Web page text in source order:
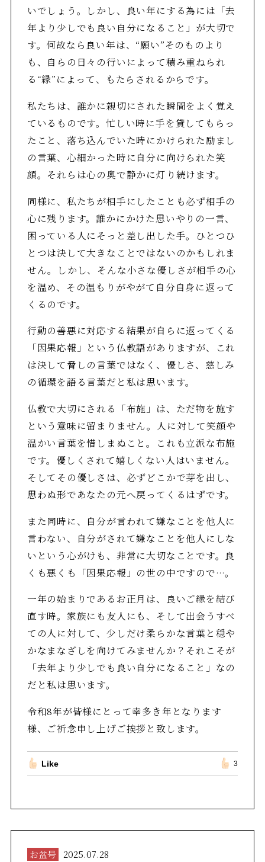
いでしょう。しかし、良い年にする為には「去
年より少しでも良い自分になること」が大切で
す。何故なら良い年は、“願い”そのものより
も、自らの日々の行いによって積み重ねられ
る“縁”によって、もたらされるからです。
私たちは、誰かに親切にされた瞬間をよく覚え
ているものです。忙しい時に手を貸してもらっ
たこと、落ち込んでいた時にかけられた励まし
の言葉、心細かった時に自分に向けられた笑
顔。それらは心の奥で静かに灯り続けます。
同様に、私たちが相手にしたことも必ず相手の
心に残ります。誰かにかけた思いやりの一言、
困っている人にそっと差し出した手。ひとつひ
とつは決して大きなことではないのかもしれま
せん。しかし、そんな小さな優しさが相手の心
を温め、その温もりがやがて自分自身に返って
くるのです。
行動の善悪に対応する結果が自らに返ってくる
「因果応報」という仏教語がありますが、これ
は決して脅しの言葉ではなく、優しさ、慈しみ
の循環を語る言葉だと私は思います。
仏教で大切にされる「布施」は、ただ物を施す
という意味に留まりません。人に対して笑顔や
温かい言葉を惜しまぬこと。これも立派な布施
です。優しくされて嬉しくない人はいません。
そしてその優しさは、必ずどこかで芽を出し、
思わぬ形であなたの元へ戻ってくるはずです。
また同時に、自分が言われて嫌なことを他人に
言わない、自分がされて嫌なことを他人にしな
いという心がけも、非常に大切なことです。良
くも悪くも「因果応報」の世の中ですので…。
一年の始まりであるお正月は、良いご縁を結び
直す時。家族にも友人にも、そして出会うすべ
ての人に対して、少しだけ柔らかな言葉と穏や
かなまなざしを向けてみませんか？それこそが
「去年より少しでも良い自分になること」なの
だと私は思います。
令和8年が皆様にとって幸多き年となります
様、ご祈念申し上げご挨拶と致します。
Like 3
お盆号 2025.07.28